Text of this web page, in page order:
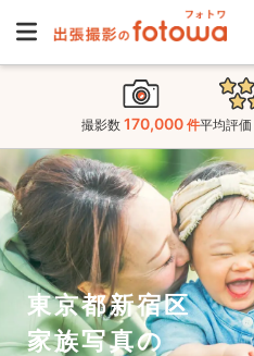
撮影数 170,000 件平均評価
東京都新宿区
家族写真の